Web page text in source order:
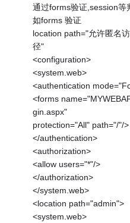
通过forms验证,session等
如forms 验证
location path="允许匿名
径"
<configuration>
<system.web>
<authentication
<forms
gin.aspx"
protection="All" path="/"/>
</authentication>
<authorization>
<allow users="*"/>
</authorization>
</system.web>
<location path="admin">
<system.web>